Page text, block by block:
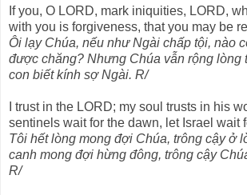
If you, O LORD, mark iniquities, LORD,
with you is forgiveness, that you may be
Ôi lạy Chúa, nếu như Ngài chấp tội, nào
được chăng? Nhưng Chúa vẫn rộng lòng
con biết kính sợ Ngài. R/
I trust in the LORD; my soul trusts in his
sentinels wait for the dawn, let Israel wait
Tôi hết lòng mong đợi Chúa, trông cậy ở
canh mong đợi hừng đông, trông cậy
R/